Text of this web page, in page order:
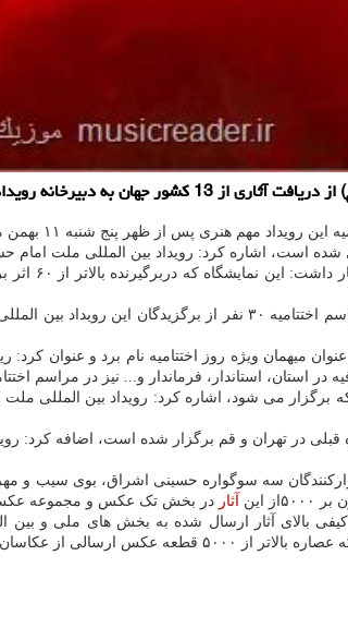
ملت امام حسین (ع) آگاهی داد.
از ظهر پنج شنبه ۱۱ بهمن ماه در سمنان برگزار می گردد.
دبیر سومین رویداد بین المللی ملت امام حسین (ع) با اعلان
میهمان ویژه روز اختتامیه نام برد و عنوان
استان، استاندار، فرماندار و... نیز در مراسم
برگزار می شود، اشاره کرد: رویداد بین المللی
قبلی در تهران و قم برگزار شده است، اضافه کرد:
سه سوگواره حسینی اشراق، بوی سیب و
آثار در بخش تک عکس و مجموعه عکس
بالای آثار ارسال شده به بخش های ملی و
دنیا هستند، دیدن کنند.